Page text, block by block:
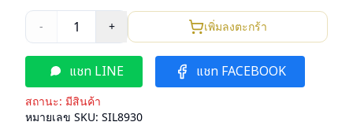
- 1 + เพิ่มลงตะกร้า
แชท LINE แชท FACEBOOK
สถานะ: มีสินค้า
หมายเลข SKU: SIL8930